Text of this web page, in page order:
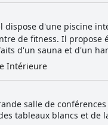
dispose d'une piscine
de fitness. Il
d'un sauna et d'un
Intérieure
salle de
tableaux blancs et